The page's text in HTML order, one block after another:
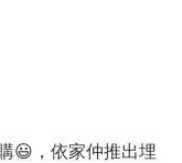
😃，依家仲推出埋